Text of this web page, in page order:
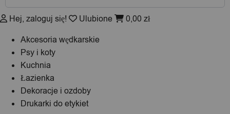
Hej, zaloguj się! Ulubione 0,00 zł
Akcesoria wędkarskie
Psy i koty
Kuchnia
Łazienka
Dekoracje i ozdoby
Drukarki do etykiet